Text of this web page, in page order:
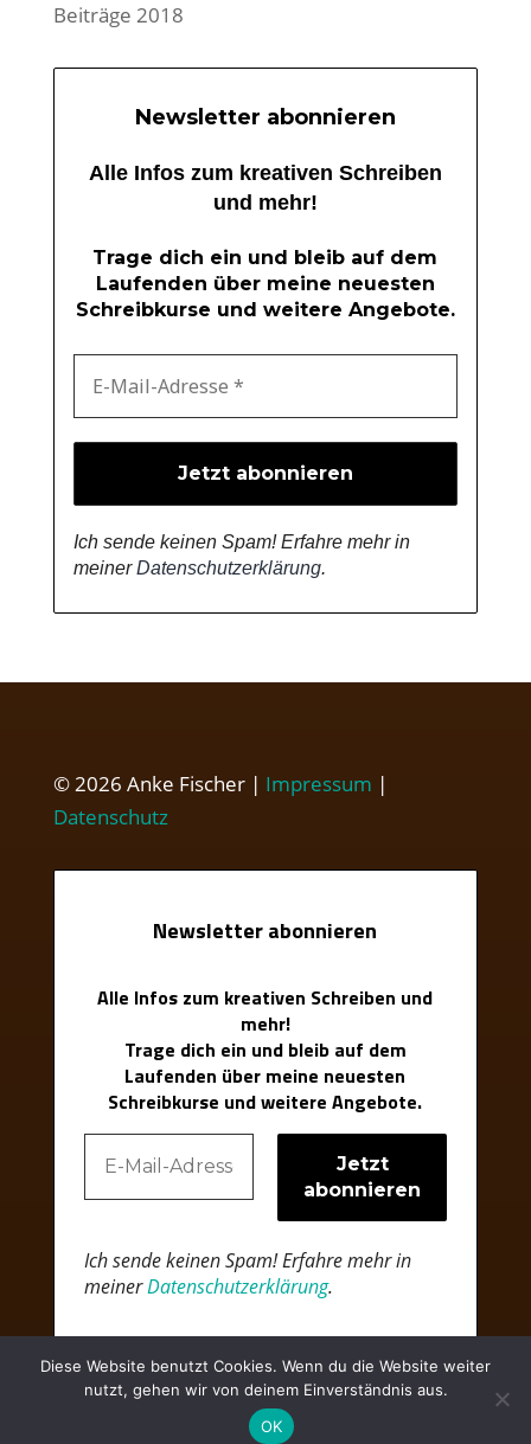
Beiträge 2018
Newsletter abonnieren
Alle Infos zum kreativen Schreiben
und mehr!
Trage dich ein und bleib auf dem
Laufenden über meine neuesten
Schreibkurse und weitere Angebote.
Ich sende keinen Spam! Erfahre mehr in
meinerDatenschutzerklärung.
© 2026 Anke Fischer | Impressum |
Datenschutz
Newsletter abonnieren
Alle Infos zum kreativen Schreiben und
mehr!
Trage dich ein und bleib auf dem
Laufenden über meine neuesten
Schreibkurse und weitere Angebote.
Ich sende keinen Spam! Erfahre mehr in
meinerDatenschutzerklärung.
Diese Website benutzt Cookies. Wenn du die Website weiter
nutzt, gehen wir von deinem Einverständnis aus.
OK